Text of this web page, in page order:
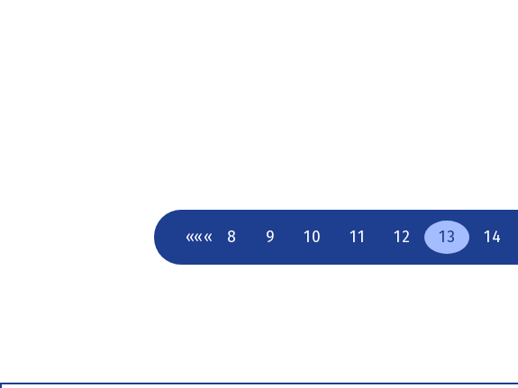
««« 8 9 10 11 12 13 14